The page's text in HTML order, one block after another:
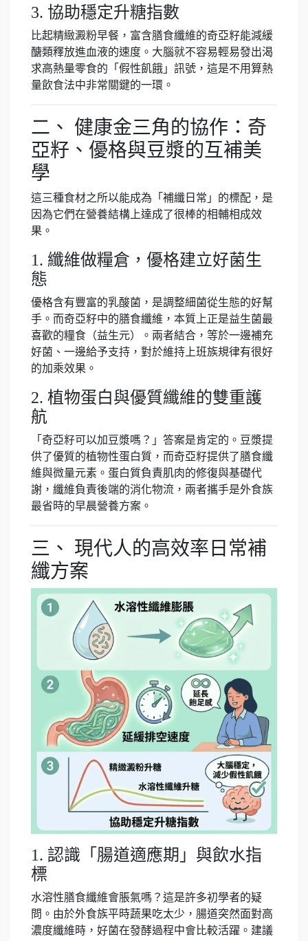
3. 協助穩定升糖指數
比起精緻澱粉早餐，富含膳食纖維的奇亞籽能減緩
醣類釋放進血液的速度。大腦就不容易輕易發出渴
求高熱量零食的「假性飢餓」訊號，這是不用算熱
量飲食法中非常關鍵的一環。
二、 健康金三角的協作：奇
亞籽、優格與豆漿的互補美
學
這三種食材之所以能成為「補纖日常」的標配，是
因為它們在營養結構上達成了很棒的相輔相成效
果。
1. 纖維做糧倉，優格建立好菌生
態
優格含有豐富的乳酸菌，是調整細菌從生態的好幫
手。而奇亞籽中的膳食纖維，本質上正是益生菌最
喜歡的糧食（益生元）。兩者結合，等於一邊補充
好菌、一邊給予支持，對於維持上班族規律有很好
的加乘效果。
2. 植物蛋白與優質纖維的雙重護
航
「奇亞籽可以加豆漿嗎？」答案是肯定的。豆漿提
供了優質的植物性蛋白質，而奇亞籽提供了膳食纖
維與微量元素。蛋白質負責肌肉的修復與基礎代
謝，纖維負責後端的消化物流，兩者攜手是外食族
最省時的早晨營養方案。
三、 現代人的高效率日常補
纖方案
1. 認識「腸道適應期」與飲水指
標
水溶性膳食纖維會脹氣嗎？這是許多初學者的疑
問。由於外食族平時蔬果吃太少，腸道突然面對高
濃度纖維時，好菌在發酵過程中會比較活躍。建議